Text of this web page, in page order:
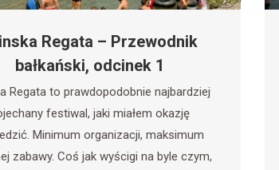
Regata – Przewodnik
bałkański, odcinek 1
Regata to prawdopodobnie najbardziej
festiwal, jaki miałem okazję
Minimum organizacji, maksimum
zabawy. Coś jak wyścigi na byle czym,